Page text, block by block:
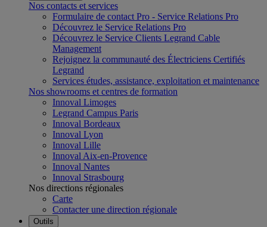
Nos contacts et services
Formulaire de contact Pro - Service Relations Pro
Découvrez le Service Relations Pro
Découvrez le Service Clients Legrand Cable
Management
Rejoignez la communauté des Électriciens Certifiés
Legrand
Services études, assistance, exploitation et maintenance
Nos showrooms et centres de formation
Innoval Limoges
Legrand Campus Paris
Innoval Bordeaux
Innoval Lyon
Innoval Lille
Innoval Aix-en-Provence
Innoval Nantes
Innoval Strasbourg
Nos directions régionales
Carte
Contacter une direction régionale
Outils